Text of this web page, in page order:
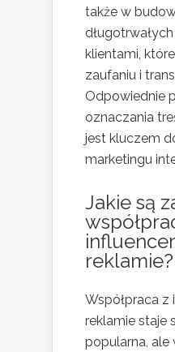
także w
klientami,
zaufaniu i
Odpowiednie
oznaczania
jest kluczem
marketingu
Jakie są
reklamie?
Współpraca z
reklamie staje
popularna, ale